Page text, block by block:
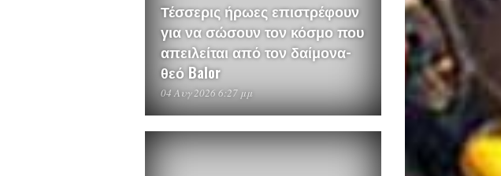
Τέσσερις ήρωες επιστρέφουν
για να σώσουν τον κόσμο που
απειλείται από τον δαίμονα-
θεό Balor
04 Αυγ 2026 6:27 μμ